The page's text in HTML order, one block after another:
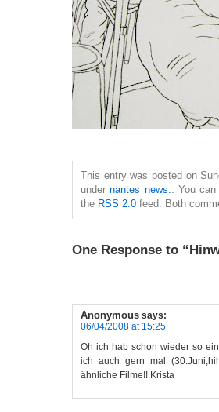
This entry was posted on
undernantes news.
. You
the RSS 2.0 feed. Both
One Response to
Anonymous says:
06/04/2008 at 15:25
Oh ich hab schon wieder so
ich auch gern mal
ähnliche Filme!! Krista